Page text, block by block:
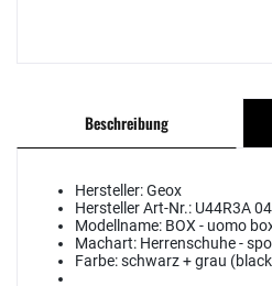
Beschreibung
Hersteller:Geox
Hersteller Art-Nr.: U44R3A
Modellname: BOX - uomo
Machart: Herrenschuhe -
Farbe:schwarz + grau